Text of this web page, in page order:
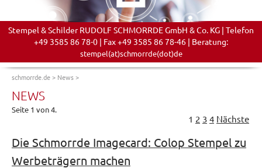
Stempel & Schilder RUDOLF SCHMORRDE GmbH & Co. KG | Telefon
+49 3585 86 78-0 | Fax +49 3585 86 78-46 | Beratung:
stempel(at)schmorrde(dot)de
schmorrde.de> News>
NEWS
Seite 1 von 4.
1 2 3 4 Nächste
Die Schmorrde Imagecard: Colop Stempel zu
Werbeträgern machen